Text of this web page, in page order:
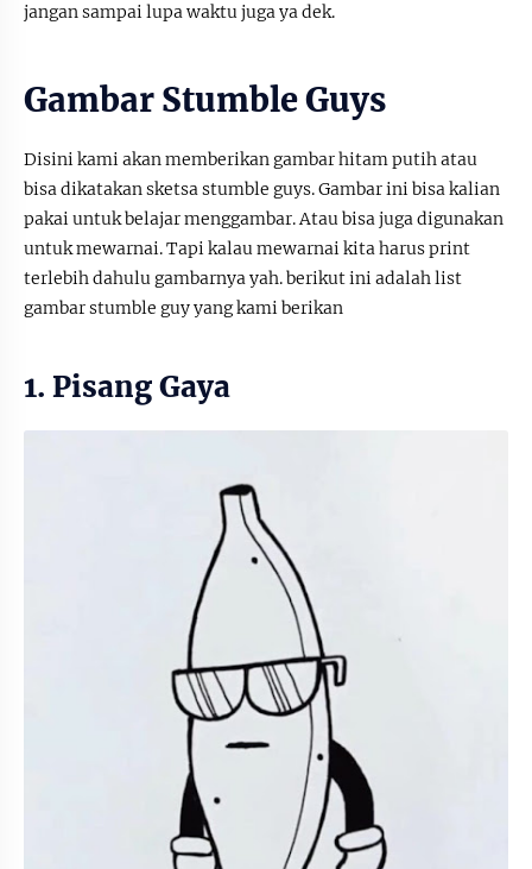
jangan sampai lupa waktu juga ya dek.
Gambar Stumble Guys
Disini kami akan memberikan gambar hitam putih atau
bisa dikatakan sketsa stumble guys. Gambar ini bisa kalian
pakai untuk belajar menggambar. Atau bisa juga digunakan
untuk mewarnai. Tapi kalau mewarnai kita harus print
terlebih dahulu gambarnya yah. berikut ini adalah list
gambar stumble guy yang kami berikan
1. Pisang Gaya